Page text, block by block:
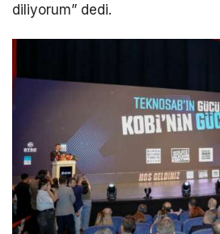
diliyorum” dedi.